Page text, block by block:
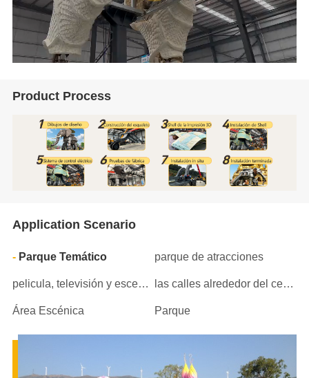
Product Process
Application Scenario
Parque Temático parque de atracciones
pelicula, televisión y escenario las calles alrededor del centro comercial
Área Escénica Parque